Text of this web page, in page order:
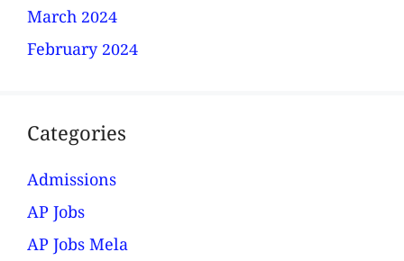
March 2024
February 2024
Categories
Admissions
AP Jobs
AP Jobs Mela